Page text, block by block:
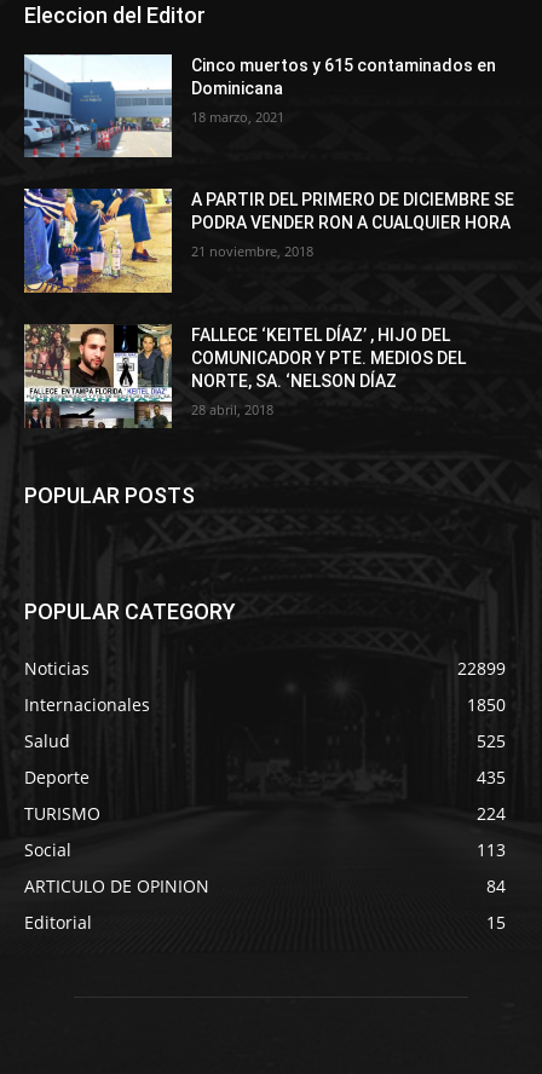
Eleccion del Editor
Cinco muertos y 615 contaminados en
Dominicana
18 marzo, 2021
A PARTIR DEL PRIMERO DE DICIEMBRE SE
PODRA VENDER RON A CUALQUIER HORA
21 noviembre, 2018
FALLECE ‘KEITEL DÍAZ’ , HIJO DEL
COMUNICADOR Y PTE. MEDIOS DEL
NORTE, SA. ‘NELSON DÍAZ
28 abril, 2018
POPULAR POSTS
POPULAR CATEGORY
Noticias
22899
Internacionales
1850
Salud
525
Deporte
435
TURISMO
224
Social
113
ARTICULO DE OPINION
84
Editorial
15